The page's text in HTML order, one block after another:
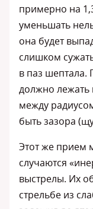
примерно на
уменьшать
она будет
слишком
в паз шептала.
должно лежать
между
быть зазора
Этот же прием
случаются
выстрелы. Их
стрельбе из